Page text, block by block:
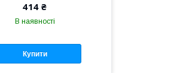
414 ₴
В наявності
Купити